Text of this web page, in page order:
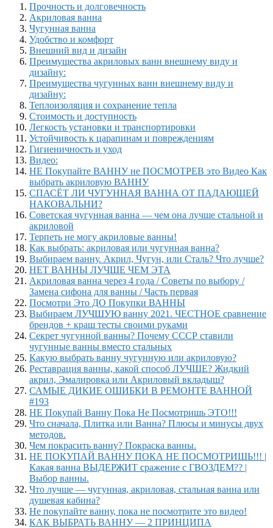
Прочность и долговечность
Акриловая ванна
Чугунная ванна
Удобство и комфорт
Внешний вид и дизайн
Преимущества акриловых ванн внешнему виду и
дизайну:
Преимущества чугунных ванн внешнему виду и
дизайну:
Теплоизоляция и сохранение тепла
Стоимость и доступность
Легкость установки и транспортировки
Устойчивость к царапинам и повреждениям
Гигиеничность и уход
Видео:
НЕ Покупайте ВАННУ не ПОСМОТРЕВ это Видео Как
выбрать акриловую ВАННУ
СПАСЁТ ЛИ ЧУГУННАЯ ВАННА ОТ ПАДАЮЩЕЙ
НАКОВАЛЬНИ?
Советская чугунная ванна — чем она лучше стальной и
акриловой
Терпеть не могу акриловые ванны!
Как выбрать: акриловая или чугунная ванна?
Выбираем ванну. Акрил, Чугун, или Сталь? Что лучше?
НЕТ ВАННЫ ЛУЧШЕ ЧЕМ ЭТА
Акриловая ванна через 4 года / Советы по выбору /
Замена сифона для ванны / Часть первая
Посмотри Это ДО Покупки ВАННЫ
Выбираем ЛУЧШУЮ ванну 2021. ЧЕСТНОЕ сравнение
брендов + краш тесты своими руками
Секрет чугунной ванны? Почему СССР ставили
чугунные ванны вместо стальных
Какую выбрать ванну чугунную или акриловую?
Реставрация ванны, какой способ ЛУЧШЕ? Жидкий
акрил, Эмалировка или Акриловый вкладыш?
САМЫЕ ДИКИЕ ОШИБКИ В РЕМОНТЕ ВАННОЙ
#193
НЕ Покупай Ванну Пока Не Посмотришь ЭТО!!!
Что сначала, Плитка или Ванна? Плюсы и минусы двух
методов.
Чем покрасить ванну? Покраска ванны.
НЕ ПОКУПАЙ ВАННУ ПОКА НЕ ПОСМОТРИШЬ!!! |
Какая ванна ВЫДЕРЖИТ сражение с ГВОЗДЕМ?? |
Выбор ванны.
Что лучше — чугунная, акриловая, стальная ванна или
душевая кабина?
Не покупайте ванну, пока не посмотрите это видео!
КАК ВЫБРАТЬ ВАННУ — 2 ПРИНЦИПА